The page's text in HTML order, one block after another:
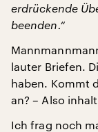
erdrückende
beenden.“
lauter Briefen.
haben. Kommt
an? – Also
Ich frag noch